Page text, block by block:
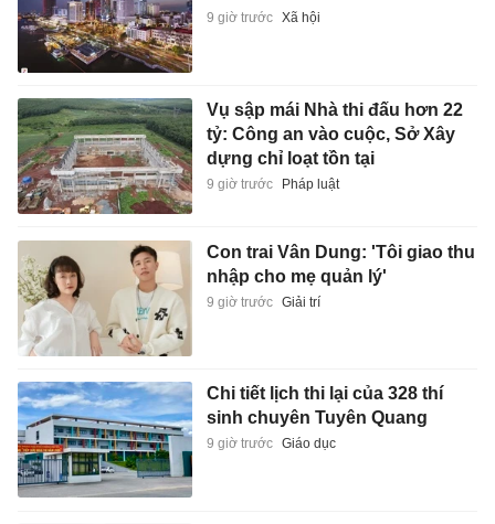
9 giờ trước Xã hội
Vụ sập mái Nhà thi đấu hơn 22
tỷ: Công an vào cuộc, Sở Xây
dựng chỉ loạt tồn tại
9 giờ trước Pháp luật
Con trai Vân Dung: 'Tôi giao thu
nhập cho mẹ quản lý'
9 giờ trước Giải trí
Chi tiết lịch thi lại của 328 thí
sinh chuyên Tuyên Quang
9 giờ trước Giáo dục